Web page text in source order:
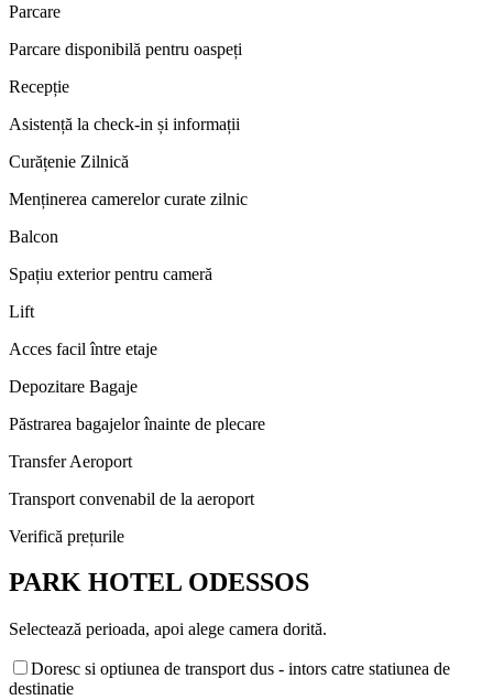
Parcare
Parcare disponibilă pentru oaspeți
Recepție
Asistență la check-in și informații
Curățenie Zilnică
Menținerea camerelor curate zilnic
Balcon
Spațiu exterior pentru cameră
Lift
Acces facil între etaje
Depozitare Bagaje
Păstrarea bagajelor înainte de plecare
Transfer Aeroport
Transport convenabil de la aeroport
Verifică prețurile
PARK HOTEL ODESSOS
Selectează perioada, apoi alege camera dorită.
Doresc si optiunea de transport dus - intors catre statiunea de
destinatie